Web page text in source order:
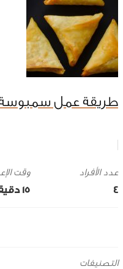
طريقة عمل سمبوسة
4
وقت
15 ‎دقيقة
التصنيفات